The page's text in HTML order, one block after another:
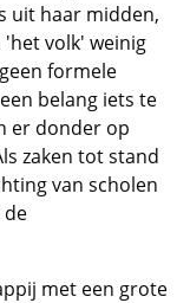
uit haar midden,
volk' weinig
formele
belang iets te
er donder op
zaken tot stand
van scholen
de
met een grote